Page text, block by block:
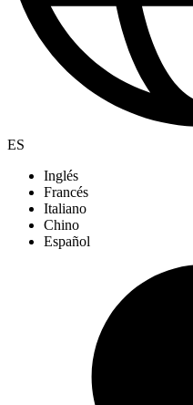
ES
Inglés
Francés
Italiano
Chino
Español